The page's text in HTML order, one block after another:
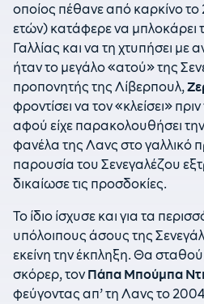
οποίος πέθανε από καρκίνο το
ετών) κατάφερε να μπλοκάρει
Γαλλίας και να τη χτυπήσει με
ήταν το μεγάλο «ατού» της
προπονητής της Λίβερπουλ,
φροντίσει να τον «κλείσει»
αφού είχε παρακολουθήσει
φανέλα της Λανς στο
παρουσία του Σενεγαλέζου
δικαίωσε τις προσδοκίες.
Το ίδιο ίσχυσε και για τα
υπόλοιπους άσους της
εκείνη την έκπληξη. Θα
σκόρερ, τονΠάπα Μπούμπα
φεύγοντας απ’ τη Λανς το